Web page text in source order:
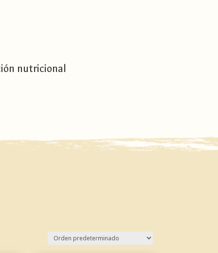
nutricional